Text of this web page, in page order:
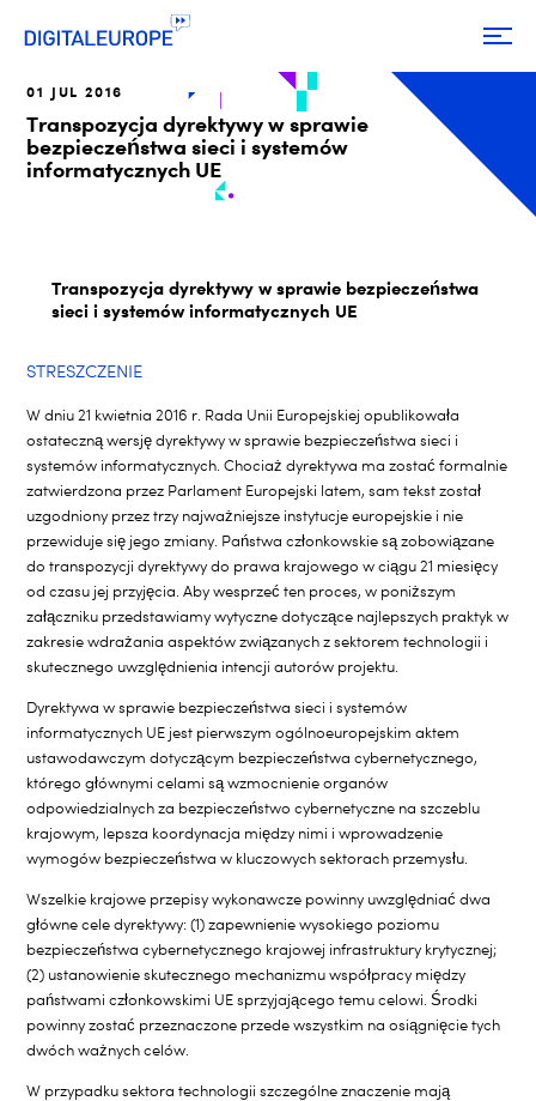
01 JUL 2016
Transpozycja dyrektywy w sprawie
bezpieczeństwa sieci i systemów
informatycznych UE
Transpozycja dyrektywy w sprawie bezpieczeństwa
sieci i systemów informatycznych UE
STRESZCZENIE
W dniu 21 kwietnia 2016 r. Rada Unii Europejskiej opublikowała
ostateczną wersję dyrektywy w sprawie bezpieczeństwa sieci i
systemów informatycznych. Chociaż dyrektywa ma zostać formalnie
zatwierdzona przez Parlament Europejski latem, sam tekst został
uzgodniony przez trzy najważniejsze instytucje europejskie i nie
przewiduje się jego zmiany. Państwa członkowskie są zobowiązane
do transpozycji dyrektywy do prawa krajowego w ciągu 21 miesięcy
od czasu jej przyjęcia. Aby wesprzeć ten proces, w poniższym
załączniku przedstawiamy wytyczne dotyczące najlepszych praktyk w
zakresie wdrażania aspektów związanych z sektorem technologii i
skutecznego uwzględnienia intencji autorów projektu.
Dyrektywa w sprawie bezpieczeństwa sieci i systemów
informatycznych UE jest pierwszym ogólnoeuropejskim aktem
ustawodawczym dotyczącym bezpieczeństwa cybernetycznego,
którego głównymi celami są wzmocnienie organów
odpowiedzialnych za bezpieczeństwo cybernetyczne na szczeblu
krajowym, lepsza koordynacja między nimi i wprowadzenie
wymogów bezpieczeństwa w kluczowych sektorach przemysłu.
Wszelkie krajowe przepisy wykonawcze powinny uwzględniać dwa
główne cele dyrektywy: (1) zapewnienie wysokiego poziomu
bezpieczeństwa cybernetycznego krajowej infrastruktury krytycznej;
(2) ustanowienie skutecznego mechanizmu współpracy między
państwami członkowskimi UE sprzyjającego temu celowi. Środki
powinny zostać przeznaczone przede wszystkim na osiągnięcie tych
dwóch ważnych celów.
W przypadku sektora technologii szczególne znaczenie mają